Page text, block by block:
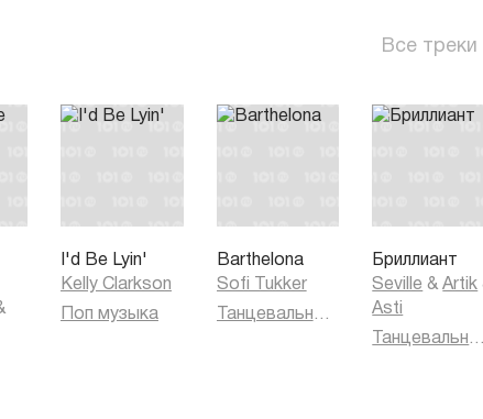
Все треки
I'd Be Lyin'
Kelly Clarkson
Поп музыка
Barthelona
Sofi Tukker
Бриллиант
Seville &Artik
Asti